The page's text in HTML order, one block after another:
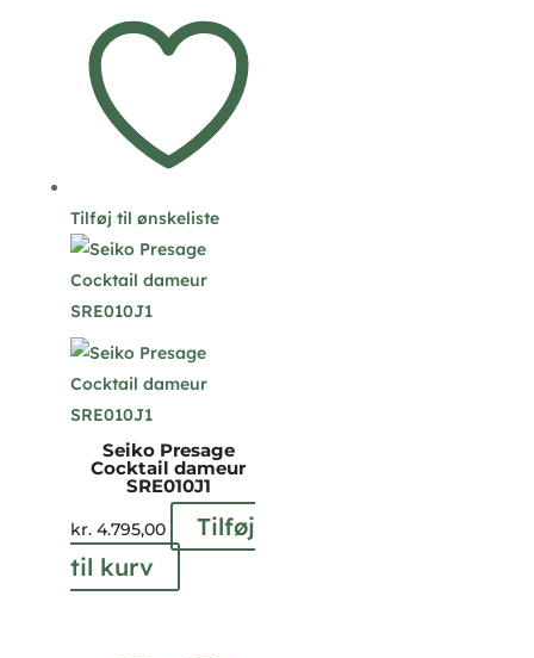
Tilføj til ønskeliste
Seiko Presage
Cocktail dameur
SRE010J1
kr.4.795,00
Tilføj
til kurv